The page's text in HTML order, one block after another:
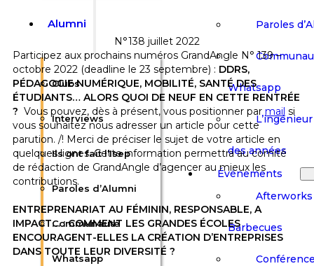
Alumni
Clubs
Interviews
Ils ont fait l’Isep
Paroles d’Alumni
Communauté
Whatsapp
Paroles
Whatsapp
des années
Événements
Afterworks
Barbecues
N°138 juillet 2022
Participez aux prochains numéros GrandAngle N° 139 –
octobre 2022 (deadline le 23 septembre) : DDRS,
PÉDAGOGIE NUMÉRIQUE, MOBILITÉ, SANTÉ DES
ÉTUDIANTS… ALORS QUOI DE NEUF EN CETTE RENTRÉE
? Vous pouvez, dès à présent, vous positionner par mail si
vous souhaitez nous adresser un article pour cette
parution. /! Merci de préciser le sujet de votre article en
quelques lignes. Cette information permettra au comité
de rédaction de GrandAngle d’agencer au mieux les
contributions.
ENTREPRENARIAT AU FÉMININ, RESPONSABLE, A
IMPACT… : COMMENT LES GRANDES ÉCOLES
ENCOURAGENT-ELLES LA CRÉATION D’ENTREPRISES
DANS TOUTE LEUR DIVERSITÉ ?